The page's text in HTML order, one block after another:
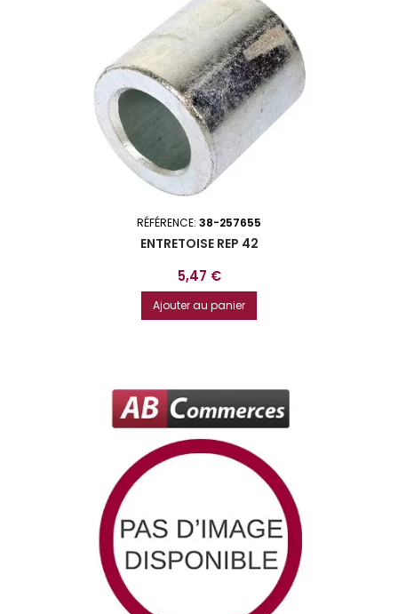
RÉFÉRENCE: 38-257655
ENTRETOISE REP 42
Prix
5,47 €
Ajouter au panier